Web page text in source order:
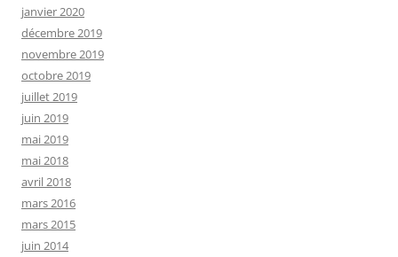
janvier 2020
décembre 2019
novembre 2019
octobre 2019
juillet 2019
juin 2019
mai 2019
mai 2018
avril 2018
mars 2016
mars 2015
juin 2014